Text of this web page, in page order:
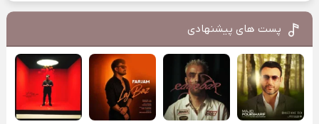
پست های پیشنهادی